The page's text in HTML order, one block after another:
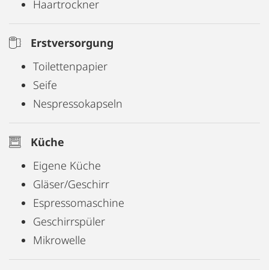
Haartrockner
Erstversorgung
Toilettenpapier
Seife
Nespressokapseln
Küche
Eigene Küche
Gläser/Geschirr
Espressomaschine
Geschirrspüler
Mikrowelle